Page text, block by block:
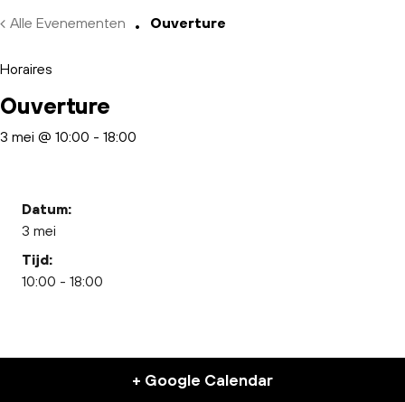
Alle Evenementen Ouverture
Horaires
Ouverture
3 mei @ 10:00 - 18:00
Datum:
3 mei
Tijd:
10:00 - 18:00
+ Google Calendar